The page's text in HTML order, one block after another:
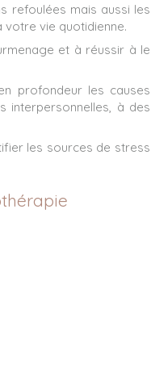
refoulées mais aussi les
votre vie quotidienne.
et à réussir à le
profondeur les causes
interpersonnelles, à des
les sources de stress